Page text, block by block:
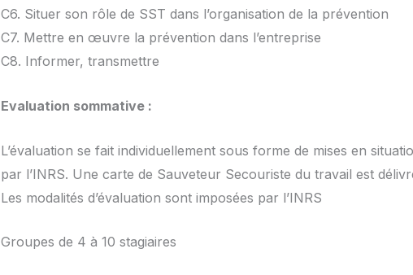
C6. Situer son rôle de SST dans l’organisation de la prévention
C7. Mettre en œuvre la prévention dans l’entreprise
C8. Informer, transmettre
Evaluation sommative :
L’évaluation se fait individuellement sous forme de mises en
par l’INRS. Une carte de Sauveteur Secouriste du travail est
Les modalités d’évaluation sont imposées par l’INRS
Groupes de 4 à 10 stagiaires